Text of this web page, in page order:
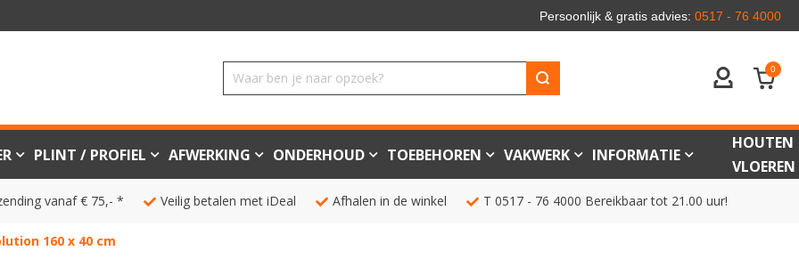
Persoonlijk & gratis advies: 0517 - 76 4000
ACCOUNT
0
PLINT / PROFIEL AFWERKING ONDERHOUD TOEBEHOREN VAKWERK INFORMATIE
HOUTEN
VLOEREN
vanaf € 75,- * Veilig betalen met iDeal Afhalen in de winkel T 0517 - 76 4000 Bereikbaar tot 21.00 uur!
160 x 40 cm